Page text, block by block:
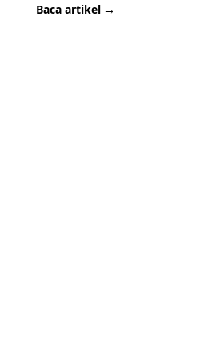
Baca artikel →